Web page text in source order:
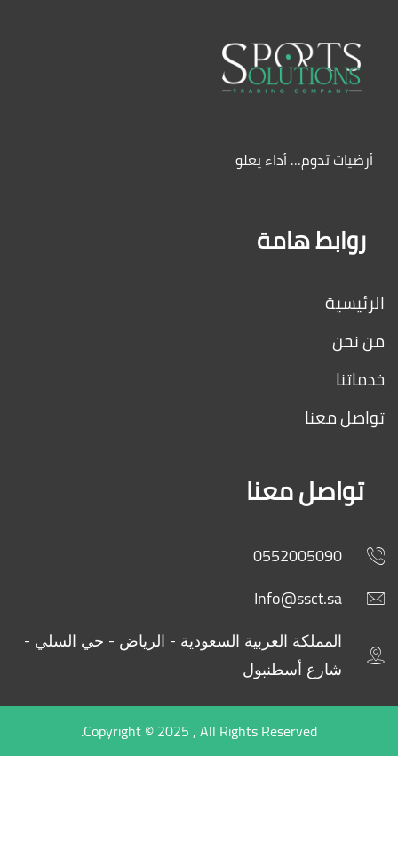
أرضيات تدوم… أداء يعلو
روابط هامة
الرئيسية
من نحن
خدماتنا
تواصل معنا
تواصل معنا
0552005090
Info@ssct.sa
المملكة العربية السعودية - الرياض - حي السلي -
شارع أسطنبول
Copyright © 2025 , All Rights Reserved.